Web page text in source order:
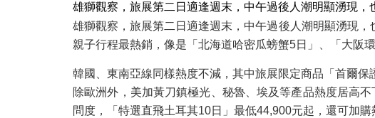
雄獅觀察，旅展第二日適逢週末，中午過後人潮明顯湧現，
雄獅觀察，旅展第二日適逢週末，中午過後人潮明顯湧現
親子行程最熱銷，像是「北海道哈密瓜螃蟹5日」、「大阪
韓國、東南亞線同樣熱度不減，其中旅展限定商品「首爾
除歐洲外，美加黃刀鎮極光、秘魯、埃及等產品熱度居高
問度，「特選直飛土耳其10日」最低44,900元起，還可加購